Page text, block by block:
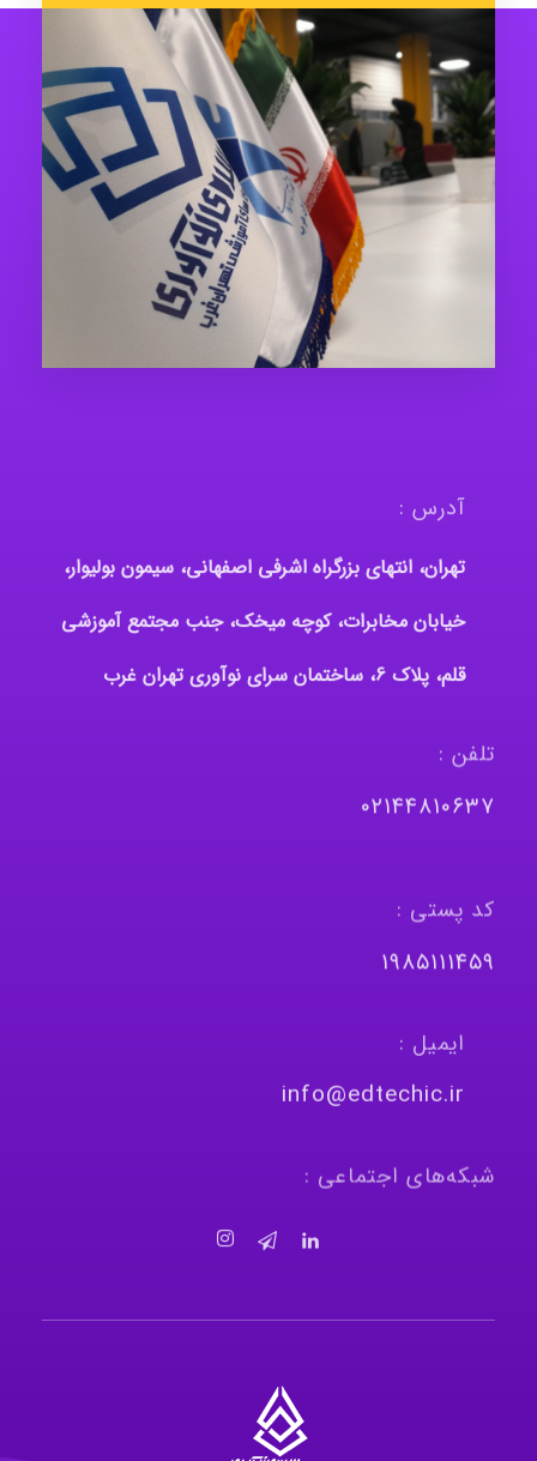
آدرس :
تهران، انتهای بزرگراه اشرفی اصفهانی، سیمون بولیوار،
خیابان مخابرات، کوچه میخک، جنب مجتمع آموزشی
قلم، پلاک 6، ساختمان سرای نوآوری تهران غرب
تلفن :
٠٢١٤٤٨١٠٦٣٧
کد پستی :
١٩٨٥١١١٤٥٩
ایمیل :
info@edtechic.ir
شبکه‌های اجتماعی :